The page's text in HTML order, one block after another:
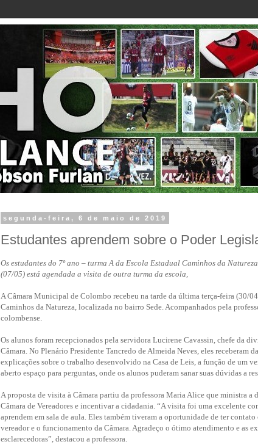
segunda-feira, 6 de maio de 2019
Estudantes aprendem sobre o Poder
Os estudantes do 7º ano – turma A da Escola Estadual Caminhos da
(07/05) está agendada a visita de outra turma da escola,
A Câmara Municipal de Colombo recebeu na tarde da última terça-feira (30/
Caminhos da Natureza, localizada no bairro Sede. Acompanhados pela
colombense.
Os alunos foram recepcionados pela servidora Lucirene Cavassin, chefe da
Câmara. No Plenário Presidente Tancredo de Almeida Neves, eles
explicações sobre o trabalho desenvolvido na Casa de Leis, a função de um
aberto espaço para perguntas, onde os alunos puderam sanar suas dúvidas
A proposta de visita à Câmara partiu da professora Maria Alice que ministra
Câmara de Vereadores e incentivar a cidadania. “A visita foi uma excelente
aprendem em sala de aula. Eles também tiveram a oportunidade de ter
vereador e o funcionamento da Câmara. Agradeço o ótimo atendimento e as
esclarecedoras”, destacou a professora.